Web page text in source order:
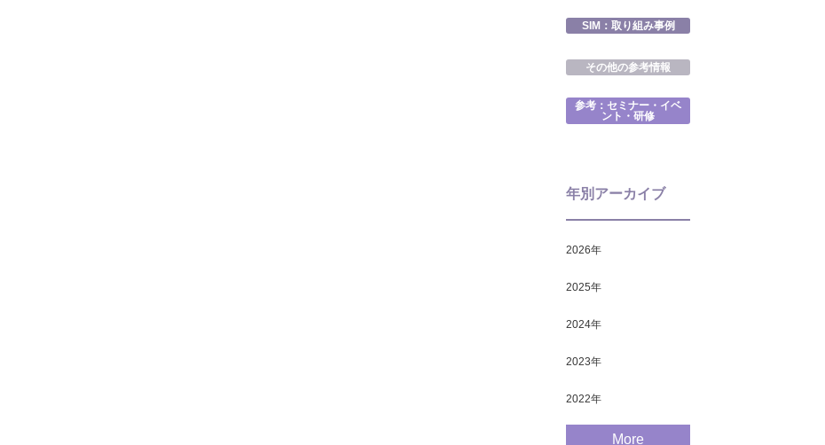
SIM：取り組み事例
その他の参考情報
参考：セミナー・イベ
ント・研修
年別アーカイブ
2026年
2025年
2024年
2023年
2022年
More